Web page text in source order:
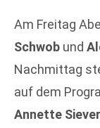
Am Freitag
Schwob und
Nachmittag
auf dem
Annette